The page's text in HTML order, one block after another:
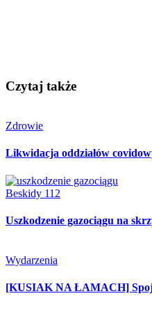
Czytaj także
Zdrowie
Likwidacja oddziałów
Beskidy 112
Uszkodzenie gazociągu na
Wydarzenia
[KUSIAK NA ŁAMACH]